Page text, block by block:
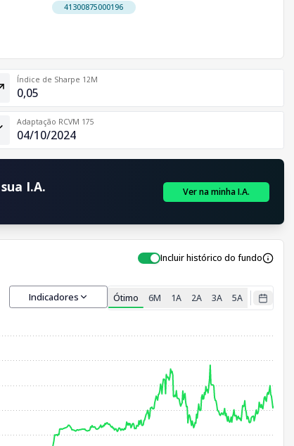
41300875000196
Índice de Sharpe 12M
0,05
Adaptação RCVM 175
04/10/2024
I.A. Ver na minha I.A.
Incluir histórico do fundo
Indicadores Ótimo 6M 1A 2A 3A 5A